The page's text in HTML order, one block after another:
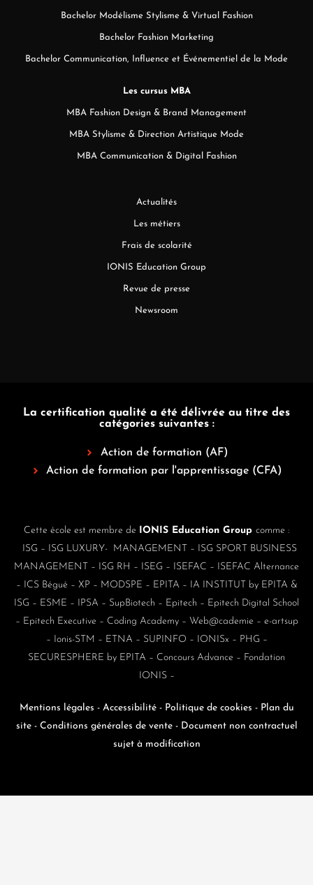
Bachelor Modélisme Stylisme & Virtual Fashion
Bachelor Fashion Marketing
Bachelor Communication, Influence et Événementiel de la Mode
Les cursus MBA
MBA Fashion Design & Brand Management
MBA Stylisme & Direction Artistique Mode
MBA Communication & Digital Fashion
Actualités
Les métiers
Frais de scolarité
IONIS Education Group
Revue de presse
Newsroom
La certification qualité a été délivrée au titre des
catégories suivantes :
Action de formation (AF)
Action de formation par l'apprentissage (CFA)
Cette école est membre de IONIS Education Group comme :
ISG– ISG LUXURY- MANAGEMENT – ISG SPORT BUSINESS
MANAGEMENT – ISG RH – ISEG – ISEFAC – ISEFAC Alternance
– ICS Bégué – XP – MODSPE – EPITA – IA INSTITUT by EPITA &
ISG – ESME – IPSA – SupBiotech – Epitech – Epitech Digital School
– Epitech Executive – Coding Academy– Web@cademie – e-artsup
– Ionis-STM – ETNA – SUPINFO – IONISx – PHG –
SECURESPHERE by EPITA – Concours Advance – Fondation
IONIS –
Mentions légales - Accessibilité- Politique de cookies - Plan du
site- Conditions générales de vente -Document non contractuel
sujet à modification